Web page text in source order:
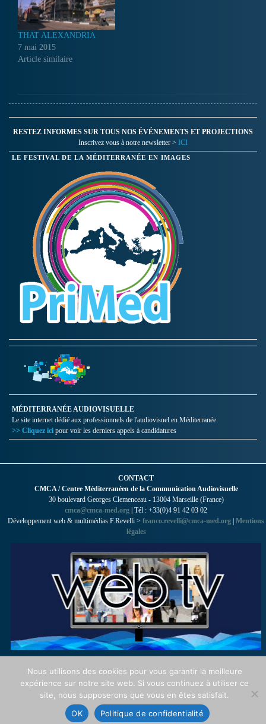
THAT ALEXANDRIA
7 mai 2015
Article similaire
RESTEZ INFORMES SUR TOUS NOS ÉVÉNEMENTS ET PROJECTIONS
Inscrivez vous à notre newsletter > ICI
LE FESTIVAL DE LA MÉDITERRANÉE EN IMAGES
MÉDITERRANÉE AUDIOVISUELLE
Le site internet dédié aux professionnels de l'audiovisuel en Méditerranée.
>> Cliquez ici pour voir les derniers appels à candidatures
CONTACT
CMCA / Centre Méditerranéen de la Communication Audiovisuelle
30 boulevard Georges Clemenceau - 13004 Marseille (France)
cmca@cmca-med.org | Tél : +33(0)4 91 42 03 02
Développement web & multimédias F.Revelli > franco.revelli@cmca-med.org | Mentions
légales
Nous utilisons des cookies pour vous garantir la meilleure
expérience sur notre site web. Si vous continuez à utiliser ce
site, nous supposerons que vous en êtes satisfait.
OK
Politique de confidentialité